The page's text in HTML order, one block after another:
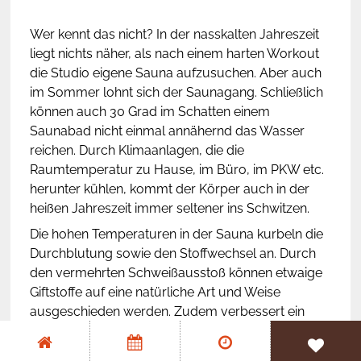
Wir investieren für euch
Partner & Kooperationen
Wer kennt das nicht? In der nasskalten Jahreszeit
liegt nichts näher, als nach einem harten Workout
die Studio eigene Sauna aufzusuchen. Aber auch
im Sommer lohnt sich der Saunagang. Schließlich
können auch 30 Grad im Schatten einem
Saunabad nicht einmal annähernd das Wasser
reichen. Durch Klimaanlagen, die die
Raumtemperatur zu Hause, im Büro, im PKW etc.
herunter kühlen, kommt der Körper auch in der
heißen Jahreszeit immer seltener ins Schwitzen.
Die hohen Temperaturen in der Sauna kurbeln die
Durchblutung sowie den Stoffwechsel an. Durch
den vermehrten Schweißausstoß können etwaige
Giftstoffe auf eine natürliche Art und Weise
ausgeschieden werden. Zudem verbessert ein
Saunabad Ihr allgemeines Wohlbefinden.
Es entspannt die Muskulatur und regt den